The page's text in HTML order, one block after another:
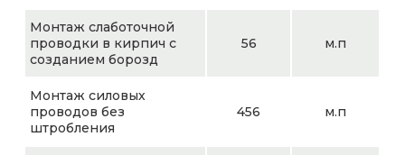
Монтаж слаботочной
проводки в кирпич с
созданием борозд
56 м.п
Монтаж силовых
проводов без
штробления
456 м.п